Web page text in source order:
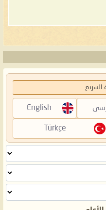
السريع
English
Türkçe